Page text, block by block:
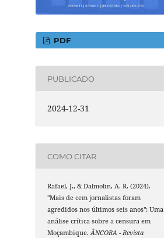
PDF
PUBLICADO
2024-12-31
COMO CITAR
Rafael, J., & Dalmolin, A. R. (2024).
"Mais de cem jornalistas foram
agredidos nos últimos seis anos": Uma
análise crítica sobre a censura em
Moçambique.ÂNCORA - Revista